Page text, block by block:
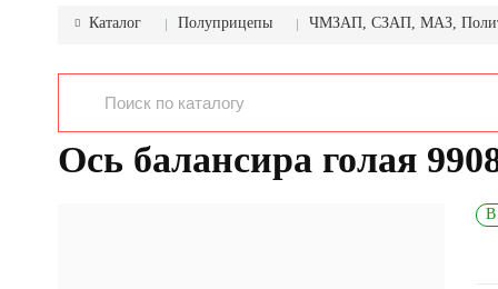
Каталог Полуприцепы ЧМЗАП, СЗАП, МАЗ,
Ось балансира голая
В